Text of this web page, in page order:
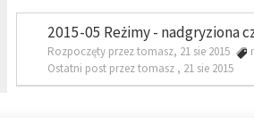
2015-05 Reżimy - nadgryziona
Rozpoczęty przez tomasz, 21 sie 2015
Ostatni post przez tomasz , 21 sie 2015